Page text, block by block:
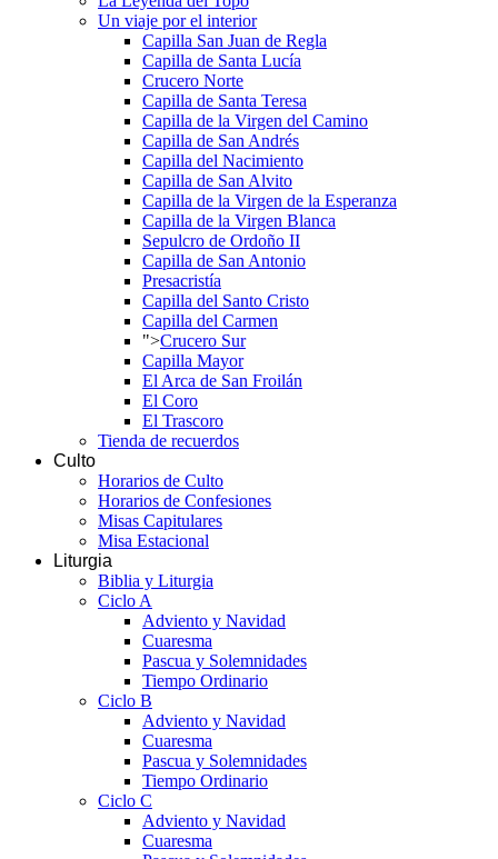
Un viaje por el interior
Capilla San Juan de Regla
Capilla de Santa Lucía
Crucero Norte
Capilla de Santa Teresa
Capilla de la Virgen del Camino
Capilla de San Andrés
Capilla del Nacimiento
Capilla de San Alvito
Capilla de la Virgen de la Esperanza
Capilla de la Virgen Blanca
Sepulcro de Ordoño II
Capilla de San Antonio
Presacristía
Capilla del Santo Cristo
Capilla del Carmen
">Crucero Sur
Capilla Mayor
El Arca de San Froilán
El Coro
El Trascoro
Tienda de recuerdos
Culto
Horarios de Culto
Horarios de Confesiones
Misas Capitulares
Misa Estacional
Liturgia
Biblia y Liturgia
Ciclo A
Adviento y Navidad
Cuaresma
Pascua y Solemnidades
Tiempo Ordinario
Ciclo B
Adviento y Navidad
Cuaresma
Pascua y Solemnidades
Tiempo Ordinario
Ciclo C
Adviento y Navidad
Cuaresma